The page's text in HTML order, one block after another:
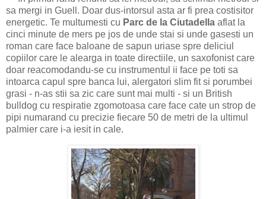
sa mergi in Guell. Doar dus-intorsul asta ar fi prea costisitor
energetic. Te multumesti cu Parc de la Ciutadella aflat la
cinci minute de mers pe jos de unde stai si unde gasesti un
roman care face baloane de sapun uriase spre deliciul
copiilor care le alearga in toate directiile, un saxofonist care
doar reacomodandu-se cu instrumentul ii face pe toti sa
intoarca capul spre banca lui, alergatori slim fit si porumbei
grasi - n-as stii sa zic care sunt mai multi - si un British
bulldog cu respiratie zgomotoasa care face cate un strop de
pipi numarand cu precizie fiecare 50 de metri de la ultimul
palmier care i-a iesit in cale.